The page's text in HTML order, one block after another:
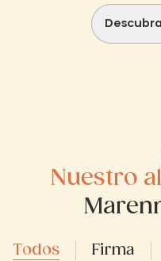
Nuestro
Todos Firma